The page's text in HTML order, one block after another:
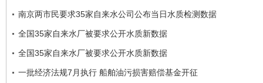
南京两市民要求35家自来水公司公布当日水质检测数据
全国35家自来水厂被要求公开水质新数据
全国35家自来水厂被要求公开水质新数据
一批经济法规7月执行 船舶油污损害赔偿基金开征